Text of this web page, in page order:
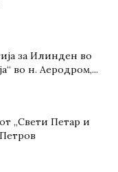
за Илинден во
во н. Аеродром,...
„Свети Петар и